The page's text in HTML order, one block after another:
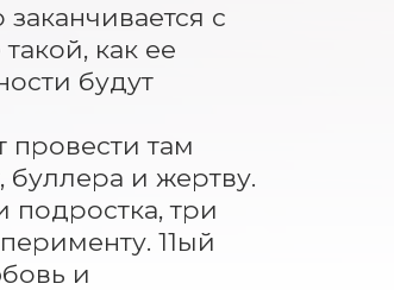
с
как ее
будут
там
и жертву.
три
11ый
и